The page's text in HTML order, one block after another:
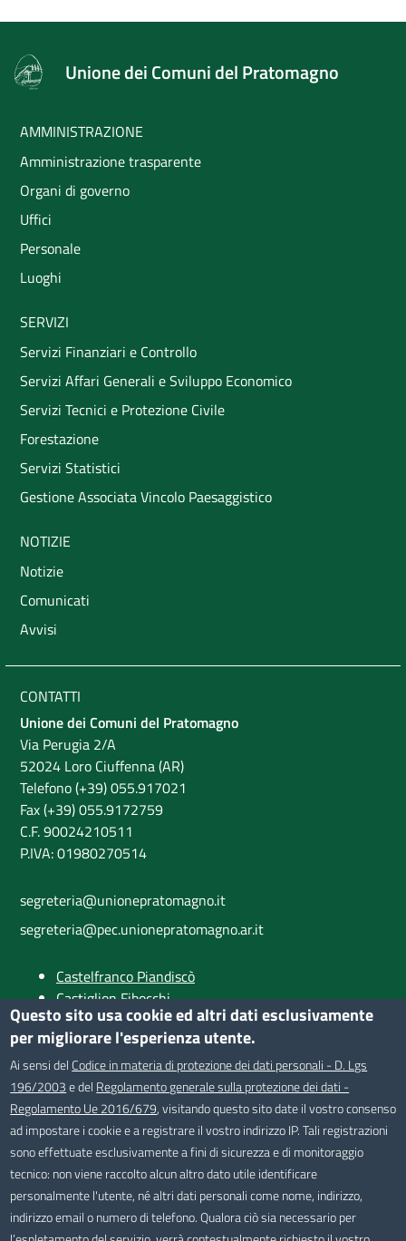
Unione dei Comuni del Pratomagno
AMMINISTRAZIONE
Amministrazione trasparente
Organi di governo
Uffici
Personale
Luoghi
SERVIZI
Servizi Finanziari e Controllo
Servizi Affari Generali e Sviluppo Economico
Servizi Tecnici e Protezione Civile
Forestazione
Servizi Statistici
Gestione Associata Vincolo Paesaggistico
NOTIZIE
Notizie
Comunicati
Avvisi
CONTATTI
Unione dei Comuni del Pratomagno
Via Perugia 2/A
52024 Loro Ciuffenna (AR)
Telefono (+39) 055.917021
Fax (+39) 055.9172759
C.F. 90024210511
P.IVA: 01980270514
segreteria@unionepratomagno.it
segreteria@pec.unionepratomagno.ar.it
Castelfranco Piandiscò
Castiglion Fibocchi
Loro Ciuffenna
Provincia di Arezzo
SEGUICI SU
Small
Useful links section
Privacy policy
Dichiarazione di accessibilità
Questo sito usa cookie ed altri dati esclusivamente
per migliorare l'esperienza utente.
Ai sensi del Codice in materia di protezione dei dati personali - D. Lgs
196/2003e del Regolamento generale sulla protezione dei dati -
Regolamento Ue 2016/679, visitando questo sito date il vostro consenso
ad impostare i cookie e a registrare il vostro indirizzo IP. Tali registrazioni
sono effettuate esclusivamente a fini di sicurezza e di monitoraggio
tecnico: non viene raccolto alcun altro dato utile identificare
personalmente l'utente, né altri dati personali come nome, indirizzo,
indirizzo email o numero di telefono. Qualora ciò sia necessario per